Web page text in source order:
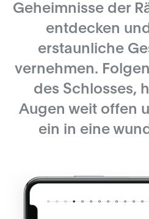
Geheimnisse der
entdecken
erstaunliche
vernehmen.
des Schlosses,
Augen weit offen
ein in eine